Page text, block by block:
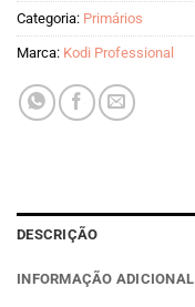
Categoria: Primários
Marca: Kodi Professional
DESCRIÇÃO
INFORMAÇÃO ADICIONAL